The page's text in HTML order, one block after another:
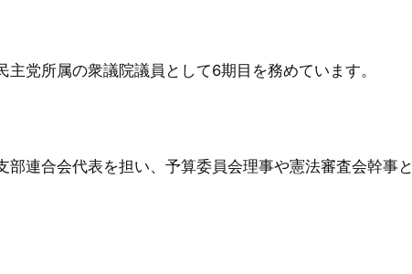
党所属の衆議院議員として6期目を務めています。
部連合会代表を担い、予算委員会理事や憲法審査会幹事と